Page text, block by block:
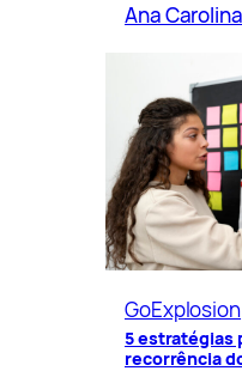
Ana
GoExplosion
5 estratégias
recorrência